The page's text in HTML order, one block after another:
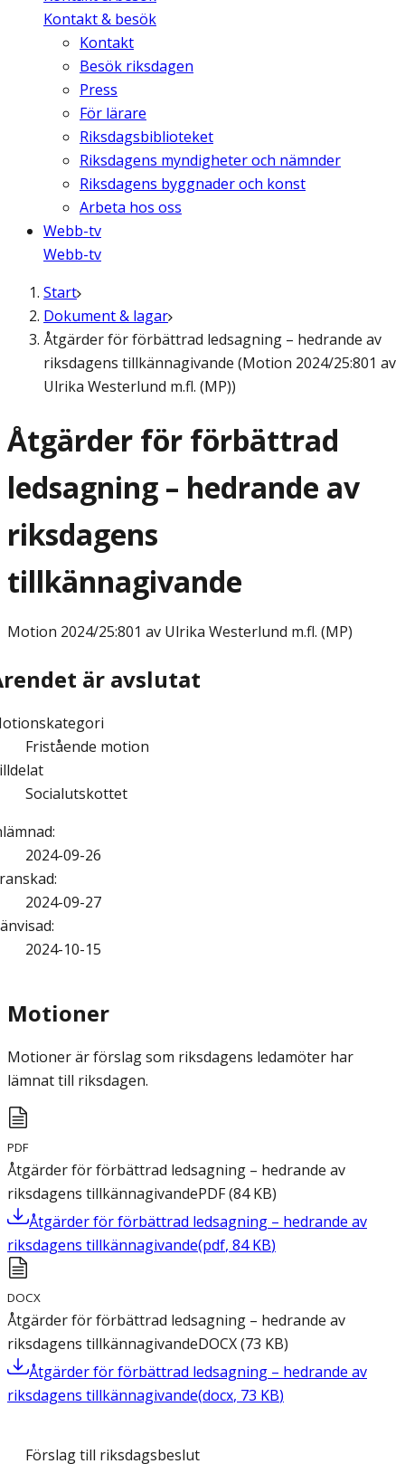
Kontakt & besök
Kontakt
Besök riksdagen
Press
För lärare
Riksdagsbiblioteket
Riksdagens myndigheter och nämnder
Riksdagens byggnader och konst
Arbeta hos oss
Webb-tv
Webb-tv
Start
Dokument & lagar
Åtgärder för förbättrad ledsagning – hedrande av
riksdagens tillkännagivande (Motion 2024/25:801 av
Ulrika Westerlund m.fl. (MP))
Åtgärder för förbättrad
ledsagning – hedrande av
riksdagens
tillkännagivande
Motion 2024/25:801 av Ulrika Westerlund m.fl. (MP)
är avslutat
Fristående motion
Socialutskottet
:
2024-09-26
:
2024-09-27
:
2024-10-15
Motioner
Motioner är förslag som riksdagens ledamöter har
lämnat till riksdagen.
PDF
Åtgärder för förbättrad ledsagning – hedrande av
riksdagens tillkännagivandePDF(84 KB)
Åtgärder för förbättrad ledsagning – hedrande av
riksdagens tillkännagivande(pdf, 84 KB)
DOCX
Åtgärder för förbättrad ledsagning – hedrande av
riksdagens tillkännagivandeDOCX(73 KB)
Åtgärder för förbättrad ledsagning – hedrande av
riksdagens tillkännagivande(docx, 73 KB)
Förslag till riksdagsbeslut